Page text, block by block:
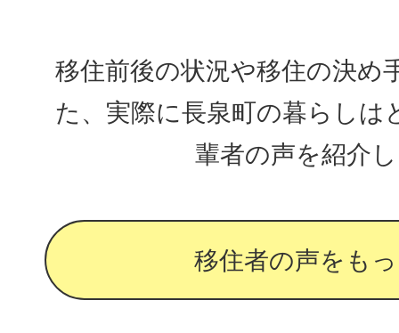
移住前後の状況や移住の決め
た、実際に長泉町の暮らしは
輩者の声を紹介
移住者の声をも